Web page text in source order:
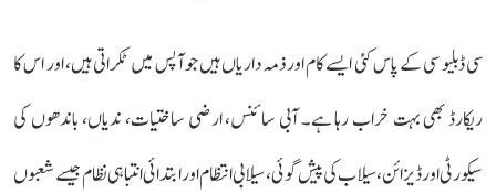
سی ڈبلیو سی کے پاس کئی ایسے کام اور ذمہ داریاں ہیں جو آپس میں ٹکراتی ہیں، اور اس کا
ریکارڈ بھی بہت خراب رہا ہے۔ آبی سائنس، ارضی ساختیات، ندیاں، باندھوں کی
سیکورٹی اور ڈیزائن، سیلاب کی پیش گوئی، سیلابی انتظام اور ابتدائی انتباہی نظام جیسے شعبوں